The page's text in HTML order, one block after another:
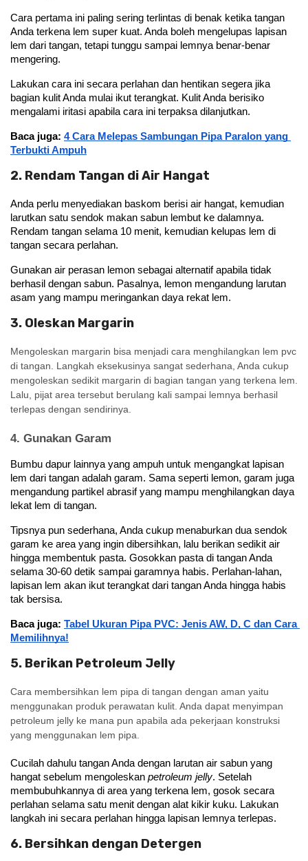
Cara pertama ini paling sering terlintas di benak ketika tangan
Anda terkena lem super kuat. Anda boleh mengelupas lapisan
lem dari tangan, tetapi tunggu sampai lemnya benar-benar
mengering.
Lakukan cara ini secara perlahan dan hentikan segera jika
bagian kulit Anda mulai ikut terangkat. Kulit Anda berisiko
mengalami iritasi apabila cara ini terpaksa dilanjutkan.
Baca juga: 4 Cara Melepas Sambungan Pipa Paralon yang
Terbukti Ampuh
2. Rendam Tangan di Air Hangat
Anda perlu menyediakan baskom berisi air hangat, kemudian
larutkan satu sendok makan sabun lembut ke dalamnya.
Rendam tangan selama 10 menit, kemudian kelupas lem di
tangan secara perlahan.
Gunakan air perasan lemon sebagai alternatif apabila tidak
berhasil dengan sabun. Pasalnya, lemon mengandung larutan
asam yang mampu meringankan daya rekat lem.
3. Oleskan Margarin
Mengoleskan margarin bisa menjadi cara menghilangkan lem pvc
di tangan. Langkah eksekusinya sangat sederhana, Anda cukup
mengoleskan sedikit margarin di bagian tangan yang terkena lem.
Lalu, pijat area tersebut berulang kali sampai lemnya berhasil
terlepas dengan sendirinya.
4. Gunakan Garam
Bumbu dapur lainnya yang ampuh untuk mengangkat lapisan
lem dari tangan adalah garam. Sama seperti lemon, garam juga
mengandung partikel abrasif yang mampu menghilangkan daya
lekat lem di tangan.
Tipsnya pun sederhana, Anda cukup menaburkan dua sendok
garam ke area yang ingin dibersihkan, lalu berikan sedikit air
hingga membentuk pasta. Gosokkan pasta di tangan Anda
selama 30-60 detik sampai garamnya habis. Perlahan-lahan,
lapisan lem akan ikut terangkat dari tangan Anda hingga habis
tak bersisa.
Baca juga: Tabel Ukuran Pipa PVC: Jenis AW, D, C dan Cara
Memilihnya!
5. Berikan Petroleum Jelly
Cara membersihkan lem pipa di tangan dengan aman yaitu
menggunakan produk perawatan kulit. Anda dapat menyimpan
petroleum jelly ke mana pun apabila ada pekerjaan konstruksi
yang menggunakan lem pipa.
Cucilah dahulu tangan Anda dengan larutan air sabun yang
hangat sebelum mengoleskan petroleum jelly. Setelah
membubuhkannya di area yang terkena lem, gosok secara
perlahan selama satu menit dengan alat kikir kuku. Lakukan
langkah ini secara perlahan hingga lapisan lemnya terlepas.
6. Bersihkan dengan Detergen